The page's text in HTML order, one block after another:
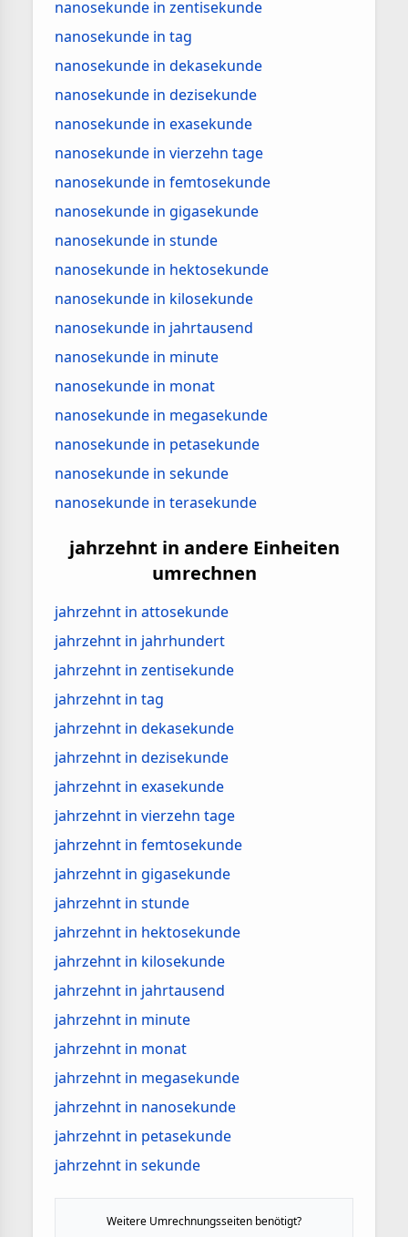
nanosekunde in zentisekunde
nanosekunde in tag
nanosekunde in dekasekunde
nanosekunde in dezisekunde
nanosekunde in exasekunde
nanosekunde in vierzehn tage
nanosekunde in femtosekunde
nanosekunde in gigasekunde
nanosekunde in stunde
nanosekunde in hektosekunde
nanosekunde in kilosekunde
nanosekunde in jahrtausend
nanosekunde in minute
nanosekunde in monat
nanosekunde in megasekunde
nanosekunde in petasekunde
nanosekunde in sekunde
nanosekunde in terasekunde
jahrzehnt in andere Einheiten
umrechnen
jahrzehnt in attosekunde
jahrzehnt in jahrhundert
jahrzehnt in zentisekunde
jahrzehnt in tag
jahrzehnt in dekasekunde
jahrzehnt in dezisekunde
jahrzehnt in exasekunde
jahrzehnt in vierzehn tage
jahrzehnt in femtosekunde
jahrzehnt in gigasekunde
jahrzehnt in stunde
jahrzehnt in hektosekunde
jahrzehnt in kilosekunde
jahrzehnt in jahrtausend
jahrzehnt in minute
jahrzehnt in monat
jahrzehnt in megasekunde
jahrzehnt in nanosekunde
jahrzehnt in petasekunde
jahrzehnt in sekunde
Weitere Umrechnungsseiten benötigt?